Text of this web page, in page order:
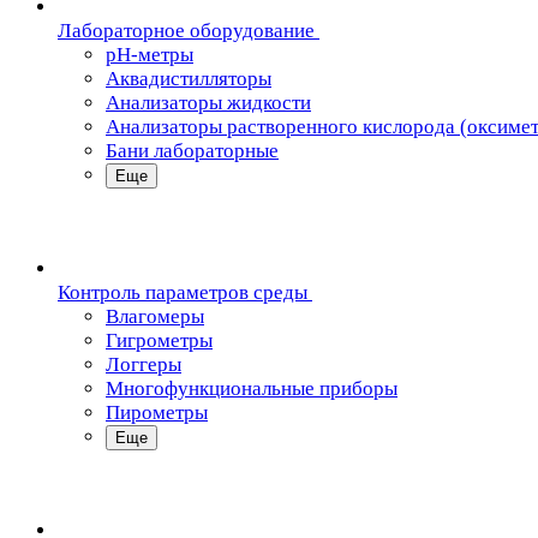
Лабораторное оборудование
pH-метры
Аквадистилляторы
Анализаторы жидкости
Анализаторы растворенного кислорода
Бани лабораторные
Еще
Контроль параметров среды
Влагомеры
Гигрометры
Логгеры
Многофункциональные приборы
Пирометры
Еще